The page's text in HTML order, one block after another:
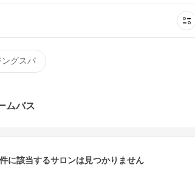
ングスパ
ムバス
に該当するサロンは見つかりません